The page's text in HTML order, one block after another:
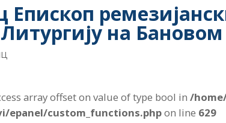
на
array offset on value of type bool in/
epanel/custom_functions.phpon line 629